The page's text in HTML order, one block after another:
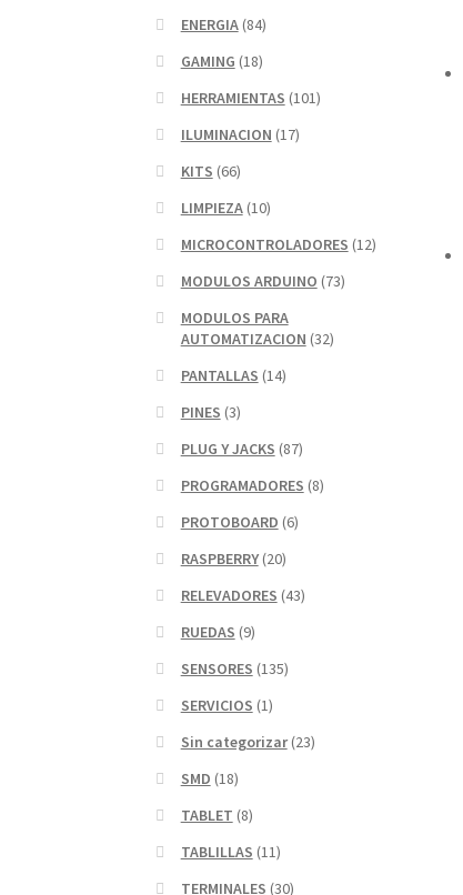
ENERGIA (84)
GAMING (18)
HERRAMIENTAS (101)
ILUMINACION (17)
KITS (66)
LIMPIEZA (10)
MICROCONTROLADORES (12)
MODULOS ARDUINO (73)
MODULOS PARA
AUTOMATIZACION (32)
PANTALLAS (14)
PINES (3)
PLUG Y JACKS (87)
PROGRAMADORES (8)
PROTOBOARD (6)
RASPBERRY (20)
RELEVADORES (43)
RUEDAS (9)
SENSORES (135)
SERVICIOS (1)
Sin categorizar (23)
SMD (18)
TABLET (8)
TABLILLAS (11)
TERMINALES (30)